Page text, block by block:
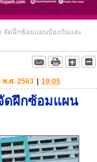
จัดฝึกซ้อมแผนป้องกันและ
.ศ. 2563 | 19:05
ดฝึกซ้อมแผน